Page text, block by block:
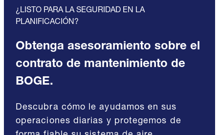
¿LISTO PARA LA SEGURIDAD EN LA
PLANIFICACIÓN?
Obtenga asesoramiento sobre el
contrato de mantenimiento de
BOGE.
Descubra cómo le ayudamos en sus
operaciones diarias y protegemos de